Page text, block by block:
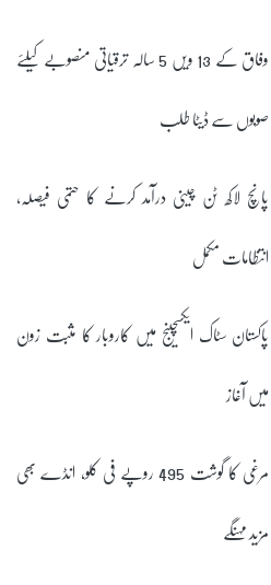
وفاق کے 13 ویں 5 سالہ ترقیاتی منصوبے کیلئے
صوبوں سے ڈیٹا طلب
پانچ لاکھ ٹن چینی درآمد کرنے کا حتمی فیصلہ،
انتظامات مکمل
پاکستان سٹاک ایکسچینج میں کاروبار کا مثبت زون
میں آغاز
مرغی کا گوشت 495 روپے فی کلو، انڈے بھی
مزید مہنگے